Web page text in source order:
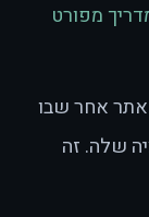
מפורט
אחר שבו
שלה. זה